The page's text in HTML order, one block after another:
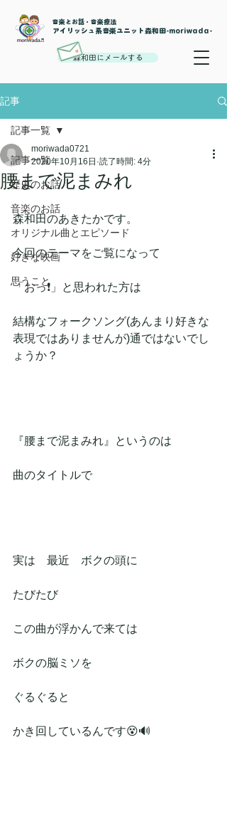
音楽とお話・音楽療法
​アイリッシュ系音楽ユニット森和田-moriwada-
森和田にメールする
記事
記事一覧
歴史のお話
音楽のお話
オリジナル曲とエピソード
好きな映画
思うこと
記事一覧
腰まで泥まみれ
moriwada0721
2020年10月16日 読了時間: 4分
森和田のあきたかです。
今回のテーマをご覧になって
「おっ❗」と思われた方は
結構なフォークソング(あんまり好きな
表現ではありませんが)通ではないでし
ょうか？
『腰まで泥まみれ』というのは
曲のタイトルで
実は　最近　ボクの頭に
たびたび
この曲が浮かんで来ては
ボクの脳ミソを
ぐるぐると
かき回しているんです😵🔊